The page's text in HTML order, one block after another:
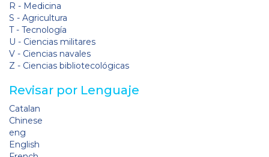
R - Medicina
S - Agricultura
T - Tecnología
U - Ciencias militares
V - Ciencias navales
Z - Ciencias bibliotecológicas
Revisar por Lenguaje
Catalan
Chinese
eng
English